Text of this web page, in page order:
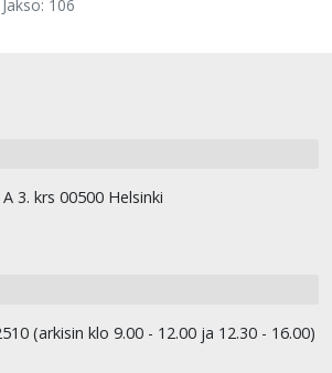
Jakso: 106
3. krs 00500 Helsinki
(arkisin klo 9.00 - 12.00 ja 12.30 - 16.00)